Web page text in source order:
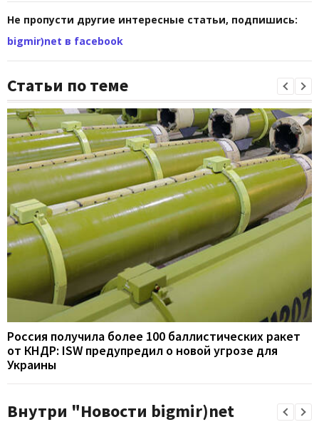
Не пропусти другие интересные статьи, подпишись:
bigmir)net в facebook
Статьи по теме
Россия получила более 100 баллистических ракет
от КНДР: ISW предупредил о новой угрозе для
Украины
Внутри "Новости bigmir)net